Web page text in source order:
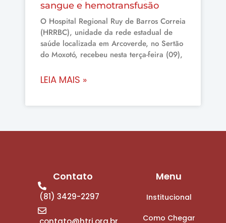
sangue e hemotransfusão
O Hospital Regional Ruy de Barros Correia
(HRRBC), unidade da rede estadual de
saúde localizada em Arcoverde, no Sertão
do Moxotó, recebeu nesta terça-feira (09),
LEIA MAIS »
Contato
(81) 3429-2297
Menu
Institucional
Como Chegar